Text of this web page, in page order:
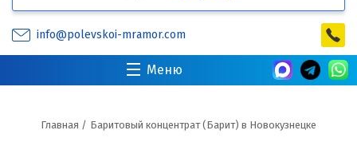
info@polevskoi-mramor.com
Меню
Главная / Баритовый концентрат (Барит) в Новокузнецке